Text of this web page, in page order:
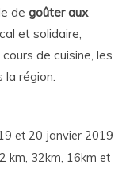
de goûter aux
et solidaire,
de cuisine, les
la région.
et 20 janvier 2019
km, 32km, 16km et